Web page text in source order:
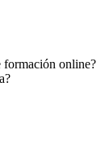
formación online?